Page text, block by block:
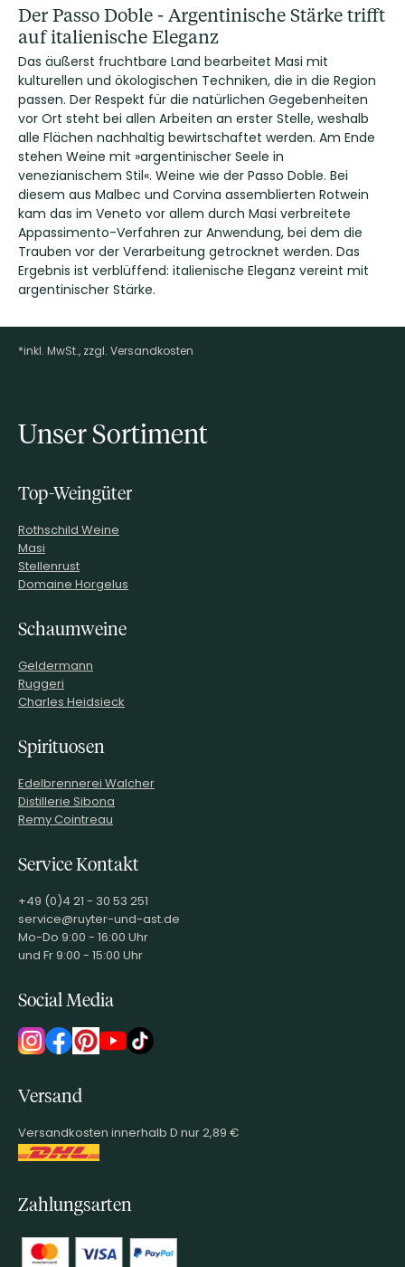
Der Passo Doble - Argentinische Stärke trifft
auf italienische Eleganz
Das äußerst fruchtbare Land bearbeitet Masi mit
kulturellen und ökologischen Techniken, die in die Region
passen. Der Respekt für die natürlichen Gegebenheiten
vor Ort steht bei allen Arbeiten an erster Stelle, weshalb
alle Flächen nachhaltig bewirtschaftet werden. Am Ende
stehen Weine mit »argentinischer Seele in
venezianischem Stil«. Weine wie der Passo Doble. Bei
diesem aus Malbec und Corvina assemblierten Rotwein
kam das im Veneto vor allem durch Masi verbreitete
Appassimento-Verfahren zur Anwendung, bei dem die
Trauben vor der Verarbeitung getrocknet werden. Das
Ergebnis ist verblüffend: italienische Eleganz vereint mit
argentinischer Stärke.
Footer-Menü
*inkl. MwSt., zzgl. Versandkosten
Unser Sortiment
Top-Weingüter
Rothschild Weine
Masi
Stellenrust
Domaine Horgelus
Schaumweine
Geldermann
Ruggeri
Charles Heidsieck
Spirituosen
Edelbrennerei Walcher
Distillerie Sibona
Remy Cointreau
Service Kontakt
+49 (0)4 21 - 30 53 251
service@ruyter-und-ast.de
Mo-Do 9:00 - 16:00 Uhr
und Fr 9:00 - 15:00 Uhr
Social Media
Versand
Versandkosten innerhalb D nur 2,89 €
Zahlungsarten